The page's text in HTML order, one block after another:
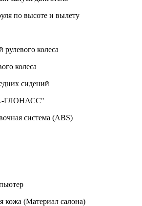
по высоте и вылету
рулевого колеса
колеса
сидений
ГЛОНАСС"
система (ABS)
кожа (Материал салона)